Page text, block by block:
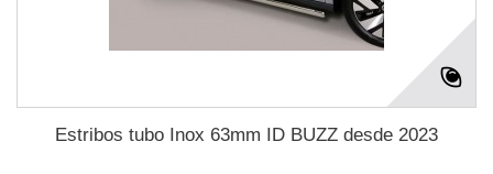
Estribos tubo Inox 63mm ID BUZZ desde 2023